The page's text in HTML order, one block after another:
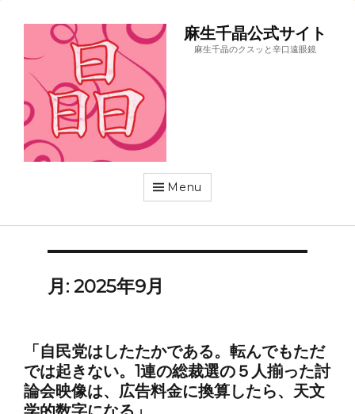
麻生千晶公式サイト
麻生千晶のクスッと辛口遠眼鏡
Menu
月: 2025年9月
「自民党はしたたかである。転んでもただ
では起きない。1連の総裁選の５人揃った討
論会映像は、広告料金に換算したら、天文